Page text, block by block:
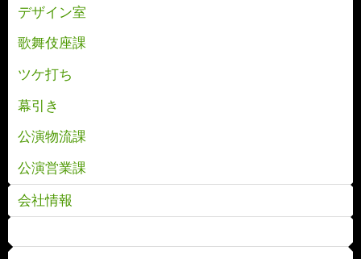
デザイン室
歌舞伎座課
ツケ打ち
幕引き
公演物流課
公演営業課
会社情報